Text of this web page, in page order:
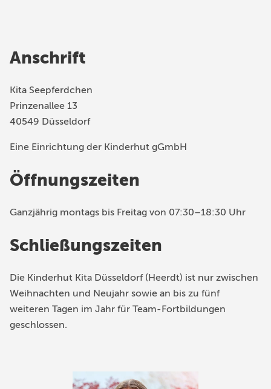
Anschrift
Kita Seepferdchen
Prinzenallee 13
40549 Düsseldorf
Eine Einrichtung der Kinderhut gGmbH
Öffnungszeiten
Ganzjährig montags bis Freitag von 07:30–18:30 Uhr
Schließungszeiten
Die Kinderhut Kita Düsseldorf (Heerdt) ist nur zwischen
Weihnachten und Neujahr sowie an bis zu fünf
weiteren Tagen im Jahr für Team-Fortbildungen
geschlossen.